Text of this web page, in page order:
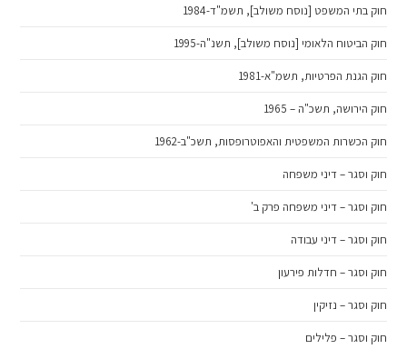
חוק בתי המשפט [נוסח משולב], תשמ"ד-1984
חוק הביטוח הלאומי [נוסח משולב], תשנ"ה-1995
חוק הגנת הפרטיות, תשמ"א-1981
חוק הירושה, תשכ"ה – 1965
חוק הכשרות המשפטית והאפוטרופסות, תשכ"ב-1962
חוק וסגר – דיני משפחה
חוק וסגר – דיני משפחה פרק ב'
חוק וסגר – דיני עבודה
חוק וסגר – חדלות פירעון
חוק וסגר – נזיקין
חוק וסגר – פלילים